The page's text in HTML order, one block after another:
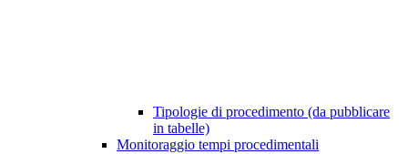
Tipologie di procedimento (da pubblicare
in tabelle)
Monitoraggio tempi procedimentali